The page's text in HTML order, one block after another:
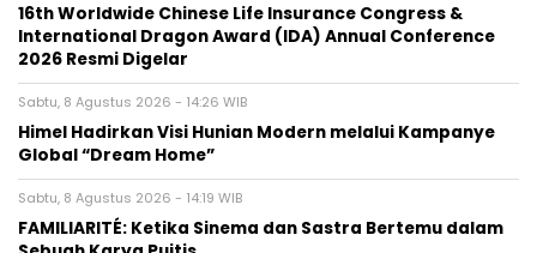
16th Worldwide Chinese Life Insurance Congress &
International Dragon Award (IDA) Annual Conference
2026 Resmi Digelar
Sabtu, 8 Agustus 2026 - 14:26 WIB
Himel Hadirkan Visi Hunian Modern melalui Kampanye
Global “Dream Home”
Sabtu, 8 Agustus 2026 - 14:19 WIB
FAMILIARITÉ: Ketika Sinema dan Sastra Bertemu dalam